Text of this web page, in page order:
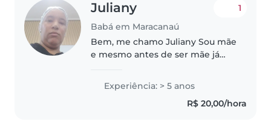
Juliany
Babá em Maracanaú
1
Bem, me chamo Juliany Sou mãe
e mesmo antes de ser mãe já
alguns vizinhos.
Experiência: > 5 anos
R$ 20,00/hora